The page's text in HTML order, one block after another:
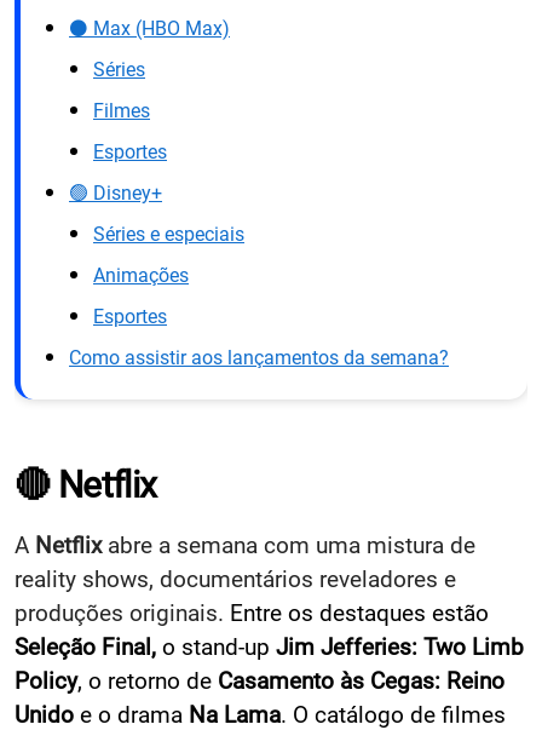
⚫ Max (HBO Max)
Séries
Filmes
Esportes
🟢 Disney+
Séries e especiais
Animações
Esportes
Como assistir aos lançamentos da semana?
🔴 Netflix
A Netflixabre a semana com uma mistura de
reality shows, documentários reveladores e
produções originais. Entre os destaques estão
Seleção Final, o stand-up Jim Jefferies: Two Limb
Policy, o retorno de Casamento às Cegas: Reino
Unido e o drama Na Lama. O catálogo de filmes